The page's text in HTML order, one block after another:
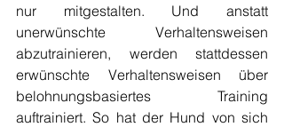
nur mitgestalten. Und anstatt
unerwünschte Verhaltensweisen
abzutrainieren, werden stattdessen
erwünschte Verhaltensweisen über
belohnungsbasiertes Training
auftrainiert. So hat der Hund von sich